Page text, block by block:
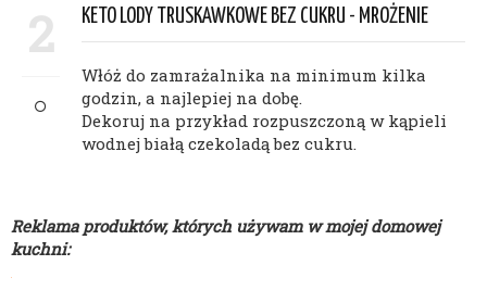
2 KETO LODY TRUSKAWKOWE BEZ CUKRU - MROŻENIE
Włóż do zamrażalnika na minimum kilka
godzin, a najlepiej na dobę.
Dekoruj na przykład rozpuszczoną w kąpieli
wodnej białą czekoladą bez cukru.
Reklama produktów, których używam w mojej domowej
kuchni: